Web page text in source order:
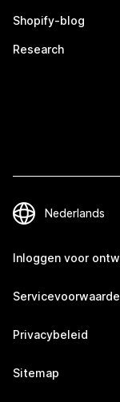
Shopify-blog
Research
Inloggen voor
Privacybeleid
Sitemap